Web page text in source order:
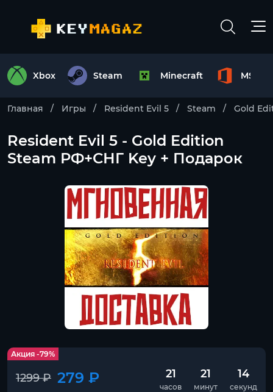
Xbox Steam Minecraft MS
Главная Игры Resident Evil 5 Steam Gold
Resident Evil 5 - Gold Edition
Steam РФ+СНГ Key + Подарок
Акция -79%
1299 ₽ 279 ₽ 21
часов
21
минут
13
секунд